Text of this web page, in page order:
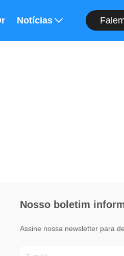
Notícias
Nosso boletim
Assine nossa newsletter para